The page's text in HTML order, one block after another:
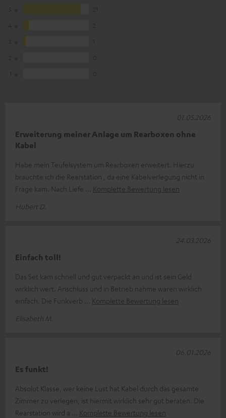
Erweiterung meiner Anlage um Rearboxen ohne
Kabel
Habe mein Teufelsystem um Rearboxen erweitert. Hierzu
brauchte ich die Rearstation , da eine Kabelverlegung nicht in
Frage kam. Nach Liefe
Komplette Bewertung lesen
Hubert D.
01.05.2026
Einfach toll!
Das Set kam schnell und gut verpackt an und ist sein Geld
wirklich wert. Anschluss und in Betrieb nahme waren wirklich
einfach. Die Funkverb
Komplette Bewertung lesen
Elisabeth M.
24.03.2026
Es funkt!
Absolut Klasse, wer keine Lust hat Kabel durch das gesamte
Zimmer zu verlegen, ist hiermit wirklich sehr gut beraten. Die
Rearstation wird a
Komplette Bewertung lesen
06.01.2026